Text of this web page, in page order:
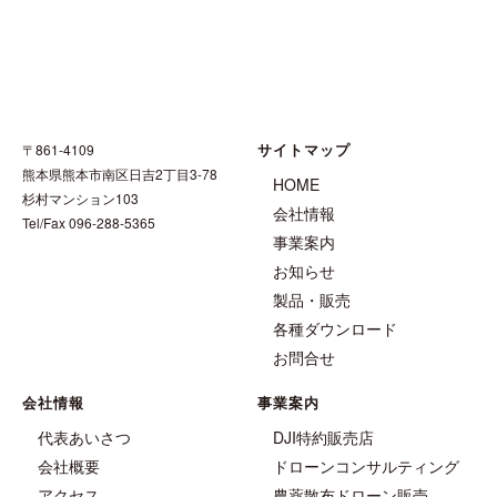
〒861-4109
熊本県熊本市南区日吉2丁目3-78
杉村マンション103
Tel/Fax 096-288-5365
サイトマップ
HOME
会社情報
事業案内
お知らせ
製品・販売
各種ダウンロード
お問合せ
会社情報
代表あいさつ
会社概要
事業案内
DJI特約販売店
ドローンコンサルティング